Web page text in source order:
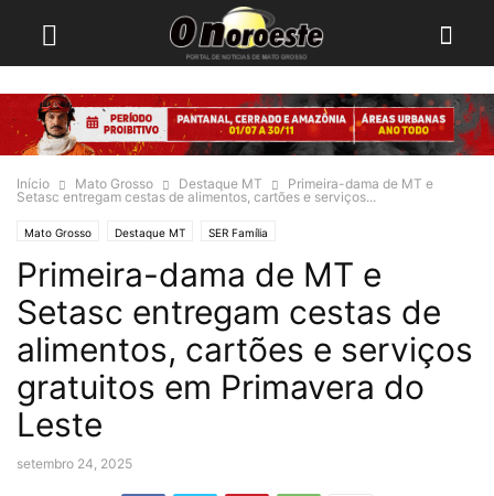
Início Mato Grosso Destaque MT
Primeira-dama de MT e
Setasc entregam cestas de alimentos, cartões e serviços...
Mato Grosso Destaque MT SER Família
Primeira-dama de MT e
Setasc entregam cestas de
alimentos, cartões e serviços
gratuitos em Primavera do
Leste
setembro 24, 2025